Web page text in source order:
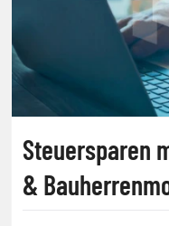
Steuersparen
&